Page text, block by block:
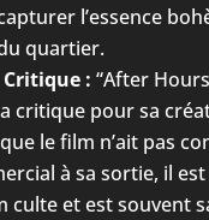
l’essence
quartier.
: “After
critique pour sa
le film n’ait pas
à sa sortie, il
culte et est souvent